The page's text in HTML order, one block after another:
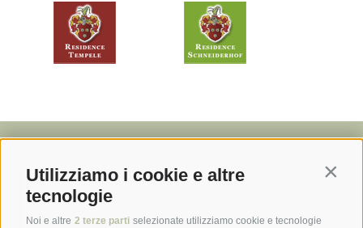
Utilizziamo i cookie e altre
tecnologie
Noi e altre 2 terze parti selezionate utilizziamo cookie e tecnologie